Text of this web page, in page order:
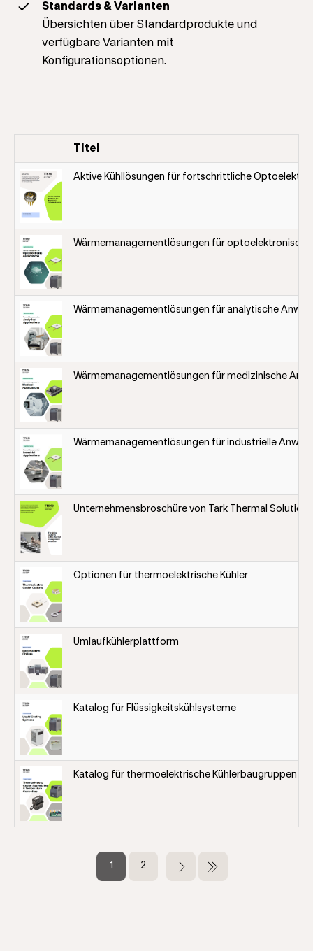
Standards & Varianten
Übersichten über Standardprodukte und
verfügbare Varianten mit
Konfigurationsoptionen.
Titel
Aktive Kühllösungen für fortschrittliche
Wärmemanagementlösungen für
Wärmemanagementlösungen für analytische
Wärmemanagementlösungen für medizinische
Wärmemanagementlösungen für industrielle
Unternehmensbroschüre von Tark Thermal Solutions
Optionen für thermoelektrische Kühler
Umlaufkühlerplattform
Katalog für Flüssigkeitskühlsysteme
Katalog für thermoelektrische Kühlerbaugruppen
Seitennummerierung
Aktuelle
Seite
1 Seite
2
NächsteLetzte